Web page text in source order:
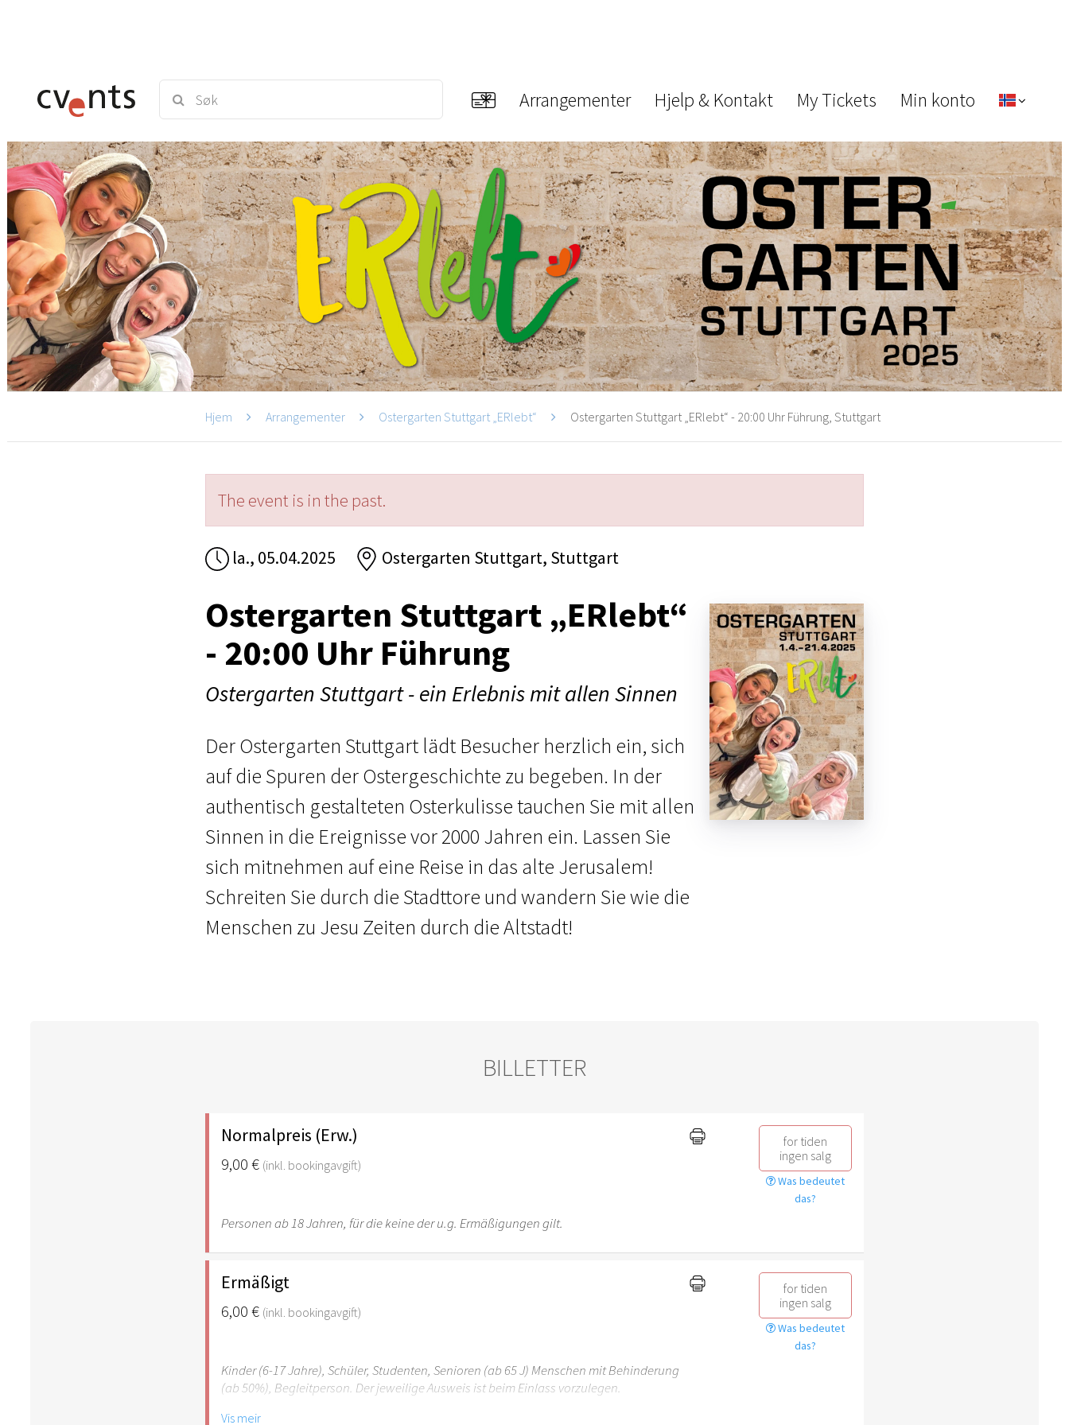
Arrangementer Hjelp & Kontakt My Tickets Min konto
Hjem Arrangementer Ostergarten Stuttgart „ERlebt“ Ostergarten Stuttgart „ERlebt“ - 20:00 Uhr Führung, Stuttgart
The event is in the past.
la., 05.04.2025 Ostergarten Stuttgart, Stuttgart
Ostergarten Stuttgart „ERlebt“
- 20:00 Uhr Führung
Ostergarten Stuttgart - ein Erlebnis mit allen Sinnen
Der Ostergarten Stuttgart lädt Besucher herzlich ein, sich
auf die Spuren der Ostergeschichte zu begeben. In der
authentisch gestalteten Osterkulisse tauchen Sie mit allen
Sinnen in die Ereignisse vor 2000 Jahren ein. Lassen Sie
sich mitnehmen auf eine Reise in das alte Jerusalem!
Schreiten Sie durch die Stadttore und wandern Sie wie die
Menschen zu Jesu Zeiten durch die Altstadt!
BILLETTER
Normalpreis (Erw.)
9,00 € (inkl. bookingavgift)
for tiden
ingen salg
Was bedeutet
das?
Personen ab 18 Jahren, für die keine der u.g. Ermäßigungen gilt.
Ermäßigt
6,00 € (inkl. bookingavgift)
for tiden
ingen salg
Was bedeutet
das?
Kinder (6-17 Jahre), Schüler, Studenten, Senioren (ab 65 J) Menschen mit Behinderung
(ab 50%), Begleitperson. Der jeweilige Ausweis ist beim Einlass vorzulegen.
Vis meir